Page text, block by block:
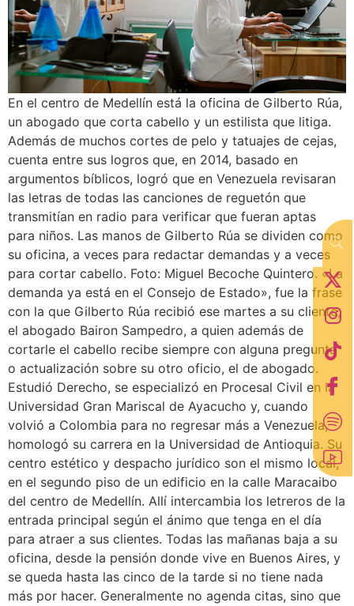
En el centro de Medellín está la oficina de Gilberto Rúa,
un abogado que corta cabello y un estilista que litiga.
Además de muchos cortes de pelo y tatuajes de cejas,
cuenta entre sus logros que, en 2014, basado en
argumentos bíblicos, logró que en Venezuela revisaran
las letras de todas las canciones de reguetón que
transmitían en radio para verificar que fueran aptas
para niños. Las manos de Gilberto Rúa se dividen como
su oficina, a veces para redactar demandas y a veces
para cortar cabello. Foto: Miguel Becoche Quintero. «La
demanda ya está en el Consejo de Estado», fue la frase
con la que Gilberto Rúa recibió ese martes a su cliente,
el abogado Bairon Sampedro, a quien además de
cortarle el cabello recibe siempre con alguna pregunta
o actualización sobre su otro oficio, el de abogado.
Estudió Derecho, se especializó en Procesal Civil en la
Universidad Gran Mariscal de Ayacucho y, cuando
volvió a Colombia para no regresar más a Venezuela,
homologó su carrera en la Universidad de Antioquia. Su
centro estético y despacho jurídico son el mismo local,
en el segundo piso de un edificio en la calle Maracaibo
del centro de Medellín. Allí intercambia los letreros de la
entrada principal según el ánimo que tenga en el día
para atraer a sus clientes. Todas las mañanas baja a su
oficina, desde la pensión donde vive en Buenos Aires, y
se queda hasta las cinco de la tarde si no tiene nada
más por hacer. Generalmente no agenda citas, sino que